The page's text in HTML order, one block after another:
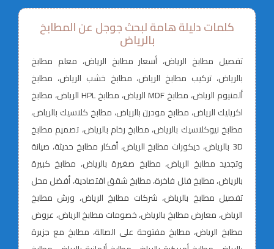
كلمات دليلة هامة لبحث جوجل عن المطابخ
بالرياض
تفصيل مطابخ الرياض، أسعار مطابخ الرياض، معلم مطابخ
بالرياض، تركيب مطابخ الرياض، مطابخ خشب الرياض، مطابخ
ألمنيوم الرياض، مطابخ MDF الرياض، مطابخ HPL الرياض، مطابخ
اكريليك الرياض، مطابخ مودرن بالرياض، مطابخ كلاسيك بالرياض،
مطابخ نيوكلاسيك بالرياض، مطابخ رخام بالرياض، تصميم مطابخ
3D بالرياض، ديكورات مطابخ الرياض، أفكار مطابخ حديثة، صيانة
وتجديد مطابخ الرياض، مطابخ صغيرة بالرياض، مطابخ كبيرة
بالرياض، مطابخ فلل فاخرة، مطابخ شقق اقتصادية، أفضل محل
تفصيل مطابخ بالرياض، شركات مطابخ الرياض، ورش مطابخ
الرياض، معارض مطابخ بالرياض، خصومات مطابخ الرياض، عروض
مطابخ الرياض، مطابخ مفتوحة على الصالة، مطابخ مع جزيرة